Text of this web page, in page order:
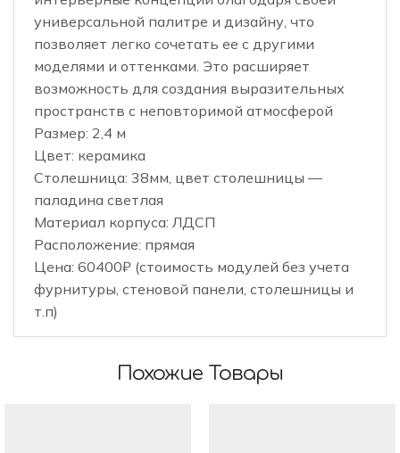
универсальной палитре и дизайну, что
позволяет легко сочетать ее с другими
моделями и оттенками. Это расширяет
возможность для создания выразительных
пространств с неповторимой атмосферой
Размер: 2,4 м
Цвет: керамика
Столешница: 38мм, цвет столешницы —
паладина светлая
Материал корпуса: ЛДСП
Расположение: прямая
Цена: 60400₽ (стоимость модулей без учета
фурнитуры, стеновой панели, столешницы и
т.п)
Похожие Товары